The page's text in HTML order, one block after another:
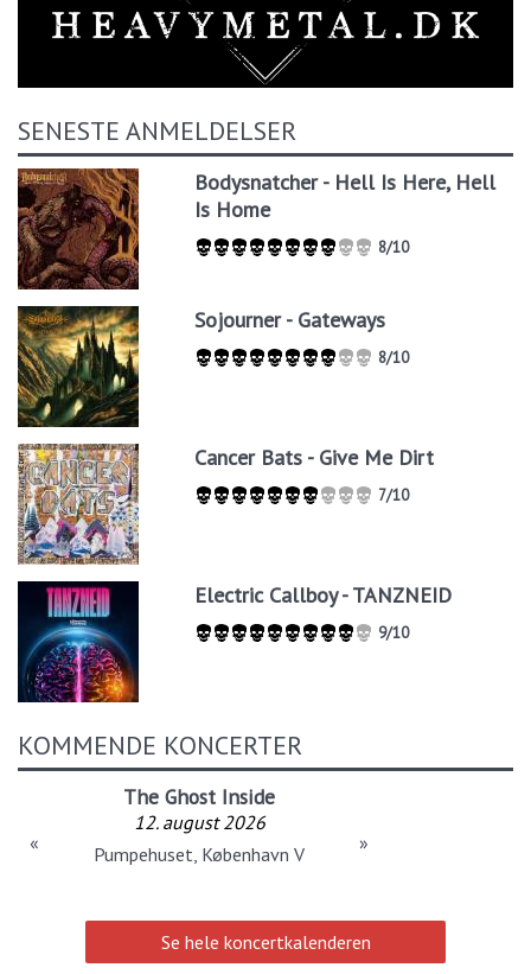
SENESTE ANMELDELSER
Bodysnatcher - Hell Is Here, Hell
Is Home
8/10
Sojourner - Gateways
8/10
Cancer Bats - Give Me Dirt
7/10
Electric Callboy - TANZNEID
9/10
KOMMENDE KONCERTER
The Ghost Inside
12. august 2026
Pumpehuset, København V
« »
Se hele koncertkalenderen